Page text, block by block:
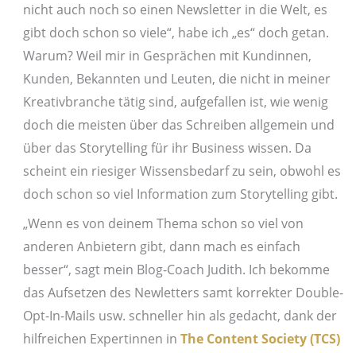
nicht auch noch so einen Newsletter in die Welt, es
gibt doch schon so viele“, habe ich „es“ doch getan.
Warum? Weil mir in Gesprächen mit Kundinnen,
Kunden, Bekannten und Leuten, die nicht in meiner
Kreativbranche tätig sind, aufgefallen ist, wie wenig
doch die meisten über das Schreiben allgemein und
über das Storytelling für ihr Business wissen. Da
scheint ein riesiger Wissensbedarf zu sein, obwohl es
doch schon so viel Information zum Storytelling gibt.
„Wenn es von deinem Thema schon so viel von
anderen Anbietern gibt, dann mach es einfach
besser“, sagt mein Blog-Coach Judith. Ich bekomme
das Aufsetzen des Newletters samt korrekter Double-
Opt-In-Mails usw. schneller hin als gedacht, dank der
hilfreichen Expertinnen in The Content Society (TCS)